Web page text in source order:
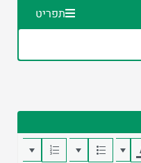
תפריט